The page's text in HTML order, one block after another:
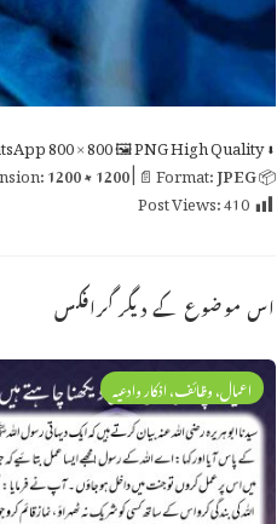
⬇ Original
800 × 800🖼 PNGHigh Quality
📦 Size:
1200 × 1200| 📄 Format:JPEG
Post Views:410
اس موضوع کے دیگر گرافکس
اعمال، وظائف، اذکار وادعیہ